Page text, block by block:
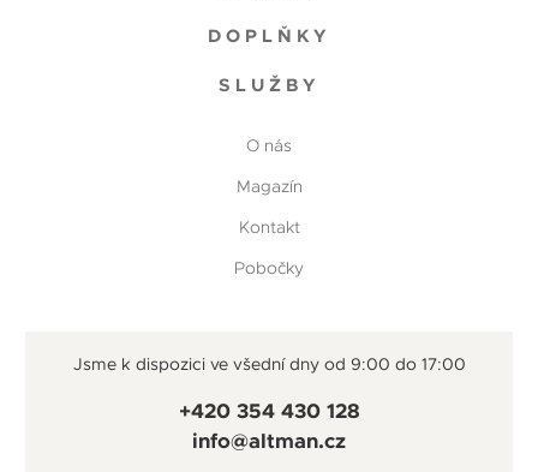
DOPLŇKY
SLUŽBY
O nás
Magazín
Kontakt
Pobočky
Jsme k dispozici ve všední dny od 9:00 do 17:00
+420 354 430 128
info@altman.cz